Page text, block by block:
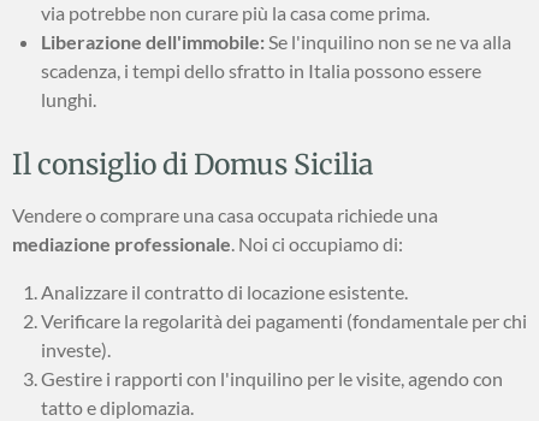
via potrebbe non curare più la casa come prima.
Liberazione dell'immobile:Se l'inquilino non se ne va alla
scadenza, i tempi dello sfratto in Italia possono essere
lunghi.
Il consiglio di Domus Sicilia
Vendere o comprare una casa occupata richiede una
mediazione professionale. Noi ci occupiamo di:
Analizzare il contratto di locazione esistente.
Verificare la regolarità dei pagamenti (fondamentale per chi
investe).
Gestire i rapporti con l'inquilino per le visite, agendo con
tatto e diplomazia.